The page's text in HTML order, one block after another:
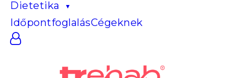
így
szüntesd
meg
Dietetika
IdőpontfoglalásCégeknek